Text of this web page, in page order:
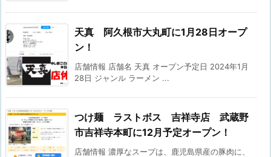
天真 阿久根市大丸町に1月28日オープ
ン！
店舗情報 店舗名 天真 オープン予定日 2024年1月
28日 ジャンル ラーメン ...
つけ麺 ラストボス 吉祥寺店 武蔵野
市吉祥寺本町に12月予定オープン！
店舗情報 濃厚なスープは、鹿児島県産の豚肉に、